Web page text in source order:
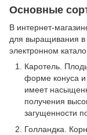
Основные
В интернет-
для выращивания в
электронном
Каротель.
форме конуса и
имеет
получения
загущенности
Голландка.